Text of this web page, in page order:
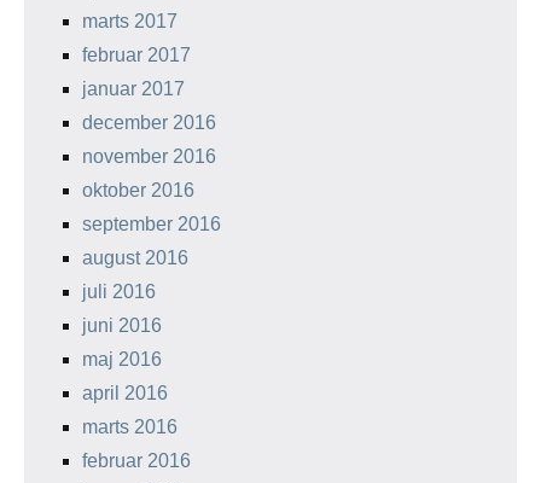
marts 2017
februar 2017
januar 2017
december 2016
november 2016
oktober 2016
september 2016
august 2016
juli 2016
juni 2016
maj 2016
april 2016
marts 2016
februar 2016